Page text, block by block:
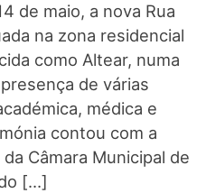
de maio, a nova Rua
na zona residencial
como Altear, numa
de várias
médica e
contou com a
Câmara Municipal de
[…]